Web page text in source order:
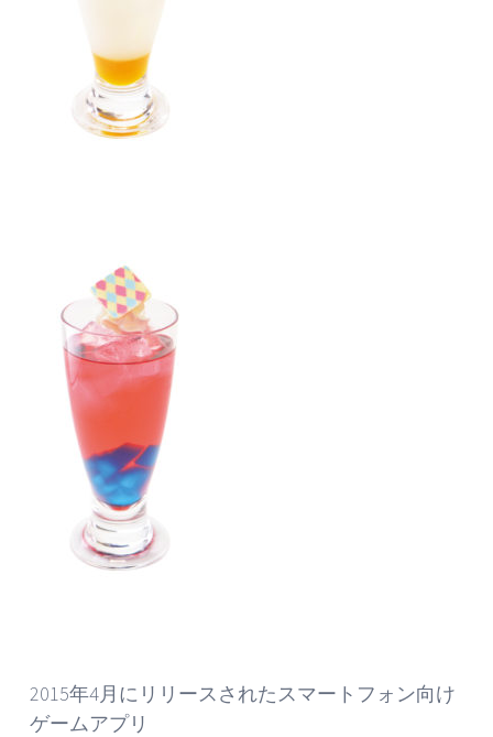
2015年4月にリリースされたスマートフォン向け
ゲームアプリ